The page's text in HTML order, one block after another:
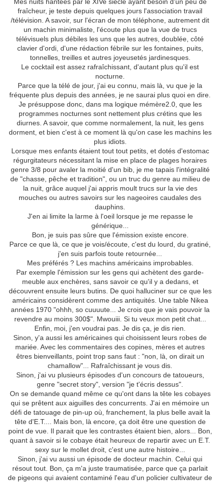
fraîcheur, je teste depuis quelques jours l'association travail
/télévision. A savoir, sur l'écran de mon téléphone, autrement dit
un machin minimaliste, l'écoute plus que la vue de trucs
télévisuels plus débiles les uns que les autres, doublée, côté
clavier d'ordi, d'une rédaction fébrile sur les fontaines, puits,
tonnelles, treilles et autres joyeusetés jardinesques.
Le cocktail est assez rafraîchissant, d'autant plus qu'il est
nocturne.
Parce que la télé de jour, j'ai eu connu, mais là, vu que je la
fréquente plus depuis des années, je ne saurai plus quoi en dire.
Je présuppose donc, dans ma logique mémère2.0, que les
programmes nocturnes sont nettement plus crétins que les
diurnes. A savoir, que comme normalement, la nuit, les gens
dorment, et bien c'est à ce moment là qu'on case les machins les
plus idiots.
Lorsque mes enfants étaient tout tout petits, et dotés d'estomac
régurgitateurs nécessitant la mise en place de plages horaires
genre 3/8 pour avaler la moitié d'un bib, je me tapais l'intégralité
de "chasse, pêche et tradition", ou un truc du genre au milieu de
la nuit, grâce auquel j'ai appris moult trucs sur la vie des
mouches ou autres savoirs sur les nageoires caudales des
dauphins.
J'en ai limite la larme à l'oeil lorsque je me repasse le
générique...
Bon, je suis pas sûre que l'émission existe encore.
Parce ce que là, ce que je vois/écoute, c'est du lourd, du gratiné,
j'en suis parfois toute retournée...
Mes préférés ? Les machins américains improbables.
Par exemple l'émission sur les gens qui achètent des garde-
meuble aux enchères, sans savoir ce qu'il y a dedans, et
découvrent ensuite leurs butins. De quoi halluciner sur ce que les
américains considèrent comme des antiquités. Une table Nikea
années 1970 "ohhh, so cuuuute... Je crois que je vais pouvoir la
revendre au moins 300$". Mwouiii. Si tu veux mon petit chat...
Enfin, moi, j'en voudrai pas. Je dis ça, je dis rien.
Sinon, y'a aussi les américaines qui choisissent leurs robes de
mariée. Avec les commentaires des copines, mères et autres
êtres bienveillants, point trop sans faut : "non, là, on dirait un
chamallow"... Rafraîchissant je vous dis.
Sinon, j'ai vu plusieurs épisodes d'un concours de tatoueurs,
genre "secret story", version "je t'écris dessus".
On se demande quand même ce qu'ont dans la tête les cobayes
qui se prêtent aux aiguilles des concurrents. J'ai en mémoire un
défi de tatouage de pin-up où, franchement, la plus belle avait la
tête d'E.T.... Mais bon, là encore, ça doit être une question de
point de vue. Il parait que les contrastes étaient bien, alors... Bon,
quant à savoir si le cobaye était heureux de repartir avec un E.T.
sexy sur le mollet droit, c'est une autre histoire...
Sinon, j'ai vu aussi un épisode de docteur machin. Celui qui
résout tout. Bon, ça m'a juste traumatisée, parce que ça parlait
de pigeons qui avaient contaminé l'eau d'un policier cultivateur de